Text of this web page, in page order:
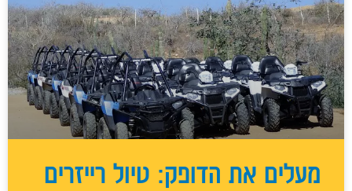
מעלים את הדופק: טיול רייזרים